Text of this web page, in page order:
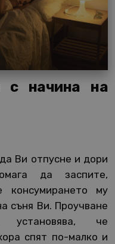
с начина на
Ви отпусне и дори
да заспите,
консумирането му
съня Ви. Проучване
установява, че
спят по-малко и